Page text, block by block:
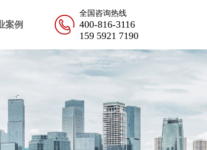
案例
全国咨询热线
400-816-3116
159 5921 7190